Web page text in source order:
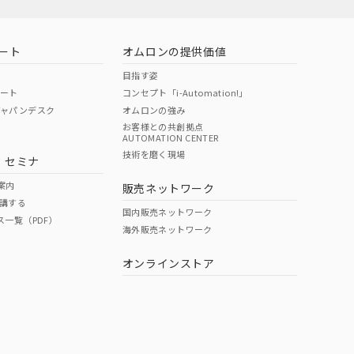
ト
ト
パンデスク
セミナ
内
する
覧（PDF）
オムロンの提供価値
目指す姿
コンセプト「i-Automation!」
オムロンの強み
お客様との共創拠点
AUTOMATION CENTER
技術を磨く現場
販売ネットワーク
国内販売ネットワーク
海外販売ネットワーク
オンラインストア